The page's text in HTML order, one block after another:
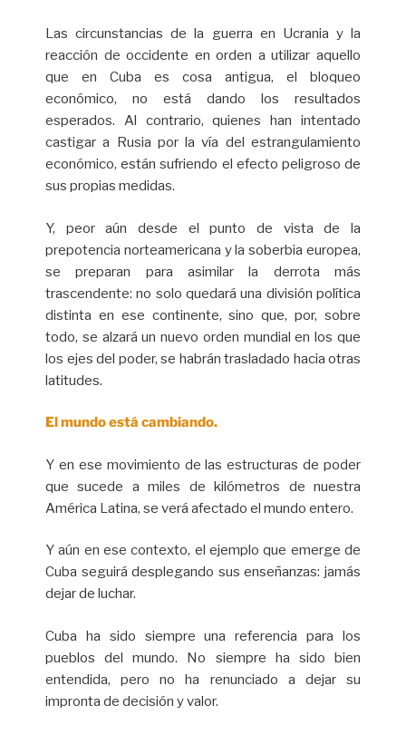
Las circunstancias de la guerra en Ucrania y la
reacción de occidente en orden a utilizar aquello
que en Cuba es cosa antigua, el bloqueo
económico, no está dando los resultados
esperados. Al contrario, quienes han intentado
castigar a Rusia por la vía del estrangulamiento
económico, están sufriendo el efecto peligroso de
sus propias medidas.
Y, peor aún desde el punto de vista de la
prepotencia norteamericana y la soberbia europea,
se preparan para asimilar la derrota más
trascendente: no solo quedará una división política
distinta en ese continente, sino que, por, sobre
todo, se alzará un nuevo orden mundial en los que
los ejes del poder, se habrán trasladado hacia otras
latitudes.
El mundo está cambiando.
Y en ese movimiento de las estructuras de poder
que sucede a miles de kilómetros de nuestra
América Latina, se verá afectado el mundo entero.
Y aún en ese contexto, el ejemplo que emerge de
Cuba seguirá desplegando sus enseñanzas: jamás
dejar de luchar.
Cuba ha sido siempre una referencia para los
pueblos del mundo. No siempre ha sido bien
entendida, pero no ha renunciado a dejar su
impronta de decisión y valor.